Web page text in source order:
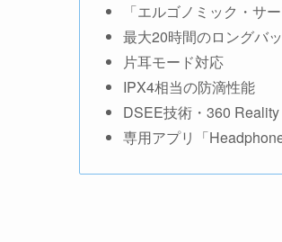
「エルゴノミック・サ
最大20時間のロングバ
片耳モード対応
IPX4相当の防滴性能
DSEE技術・360
専用アプリ「